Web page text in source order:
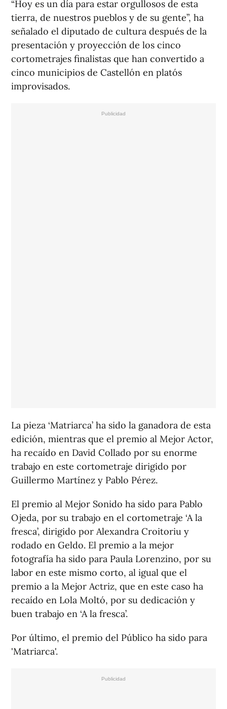
“Hoy es un día para estar orgullosos de esta
tierra, de nuestros pueblos y de su gente”, ha
señalado el diputado de cultura después de la
presentación y proyección de los cinco
cortometrajes finalistas que han convertido a
cinco municipios de Castellón en platós
improvisados.
La pieza ‘Matriarca’ ha sido la ganadora de esta
edición, mientras que el premio al Mejor Actor,
ha recaído en David Collado por su enorme
trabajo en este cortometraje dirigido por
Guillermo Martínez y Pablo Pérez.
El premio al Mejor Sonido ha sido para Pablo
Ojeda, por su trabajo en el cortometraje ‘A la
fresca’, dirigido por Alexandra Croitoriu y
rodado en Geldo. El premio a la mejor
fotografía ha sido para Paula Lorenzino, por su
labor en este mismo corto, al igual que el
premio a la Mejor Actriz, que en este caso ha
recaído en Lola Moltó, por su dedicación y
buen trabajo en ‘A la fresca’.
Por último, el premio del Público ha sido para
'Matriarca'.